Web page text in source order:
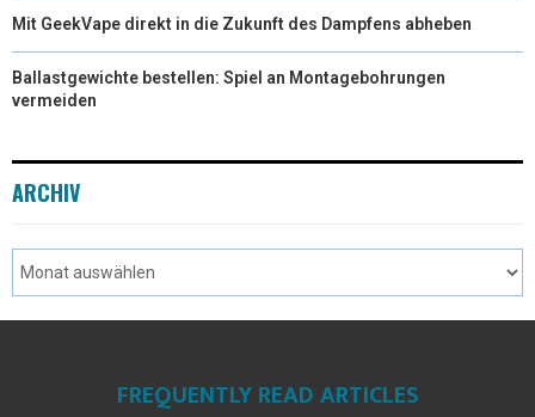
Mit GeekVape direkt in die Zukunft des Dampfens abheben
Ballastgewichte bestellen: Spiel an Montagebohrungen
vermeiden
ARCHIV
FREQUENTLY READ ARTICLES